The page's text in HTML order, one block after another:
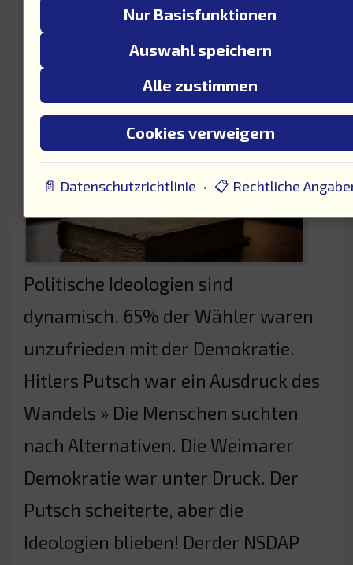
Politische Ideologien im
Wandel: Ich bin Max Weber
Politische Ideologien sind
dynamisch. 65% der Wähler waren
unzufrieden mit der Demokratie.
Hitlers Putsch war ein Ausdruck des
Wandels » Die Menschen suchten
nach Alternativen. Die Weimarer
Demokratie war unter Druck. Der
Putsch scheiterte, aber die
Ideologien blieben! Derder NSDAP
Nur Basisfunktionen
Auswahl speichern
Alle zustimmen
Cookies verweigern
📄 Datenschutzrichtlinie • 📋 Rechtliche